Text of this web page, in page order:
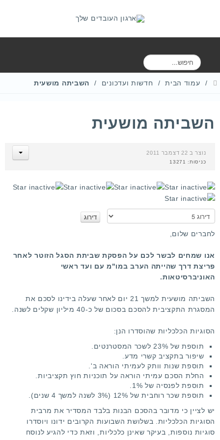
ח
י
עמוד הבית חדשות ועדכונים השביתה מושעית
השביתה מושעית
נוצר ב 22 דצמבר 2011
כניסות: 13271
נ
א
ר
לחברים שלום,
אנו שמחים לבשר לכם על הפסקת שביתת הסגל הזוטר לאחר
פריצת דרך שהייתה הערב במו"מ עם ועד ראשי
האוניברסיטאות.
השביתה מושעית למשך 21 יום לאחר שעלה בידינו לסכם את
המסגרת התקציבית להסכם בסכום של כ-40 מיליון שקלים לשנה.
הסוגיות הכלכליות שהוסדרו הנן:
תוספת של 23% לשכר המסטרנטים.
שיפור בתקציב קשרי מדע.
תוספת שנות וותק לעמיתי הוראה ב'.
החלת הסכם עמיתי הוראה על תוכניות חוץ תקציביות.
תוספת לפנסיה של 1%.
תוספת שכר רוחבית של 12% (3% לשנה למשך 4 שנים).
יש לציין כי מדובר בהסכם הבנות בלבד המסדיר את מרבית
הסוגיות הכלכליות. בשלושת השבועות הקרובים ידונו ויוסדרו
סוגיות נוספות, בעיקר שאינן כלכליות, וזאת כדי להגיע לנוסח